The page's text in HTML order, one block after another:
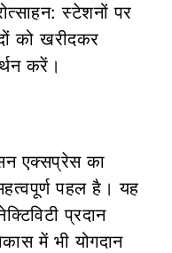
स्टेशनों पर
को खरीदकर
करें।
एक्सप्रेस का
पहल है। यह
प्रदान
में भी योगदान